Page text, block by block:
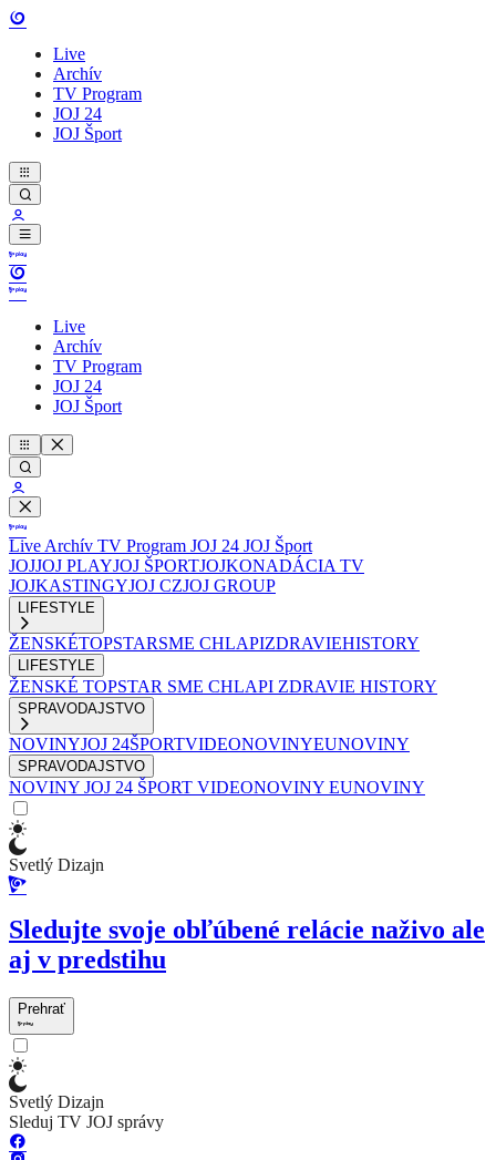
Live
Archív
TV Program
JOJ 24
JOJ Šport
Live
Archív
TV Program
JOJ 24
JOJ Šport
Live Archív TV Program JOJ 24 JOJ Šport
JOJJOJ PLAYJOJ ŠPORTJOJKONADÁCIA TV
JOJKASTINGYJOJ CZJOJ GROUP
LIFESTYLE
ŽENSKÉTOPSTARSME CHLAPIZDRAVIEHISTORY
LIFESTYLE
ŽENSKÉ TOPSTAR SME CHLAPI ZDRAVIE HISTORY
SPRAVODAJSTVO
NOVINYJOJ 24ŠPORTVIDEONOVINYEUNOVINY
SPRAVODAJSTVO
NOVINY JOJ 24 ŠPORT VIDEONOVINY EUNOVINY
Svetlý Dizajn
Sledujte svoje obľúbené relácie naživo ale
aj v predstihu
Prehrať
Svetlý Dizajn
Sleduj TV JOJ správy